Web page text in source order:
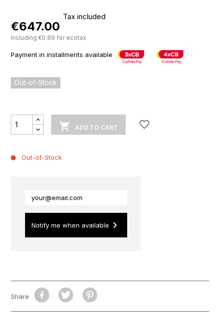
€647.00
Tax included
Including €0.89 for ecotax
Payment in installments available
Out-of-Stock
 ADD TO CART favorite_border
Out-of-Stock
Notify me when available keyboard_arrow_right
Share